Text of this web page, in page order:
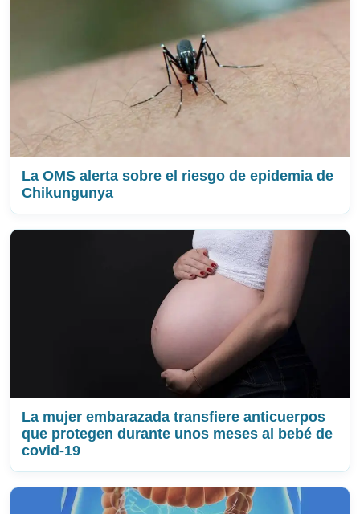
La OMS alerta sobre el riesgo de epidemia de
Chikungunya
La mujer embarazada transfiere anticuerpos
que protegen durante unos meses al bebé de
covid-19